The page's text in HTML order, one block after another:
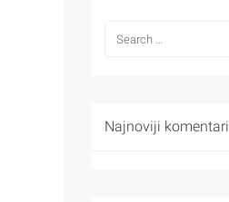
Najnoviji komentari